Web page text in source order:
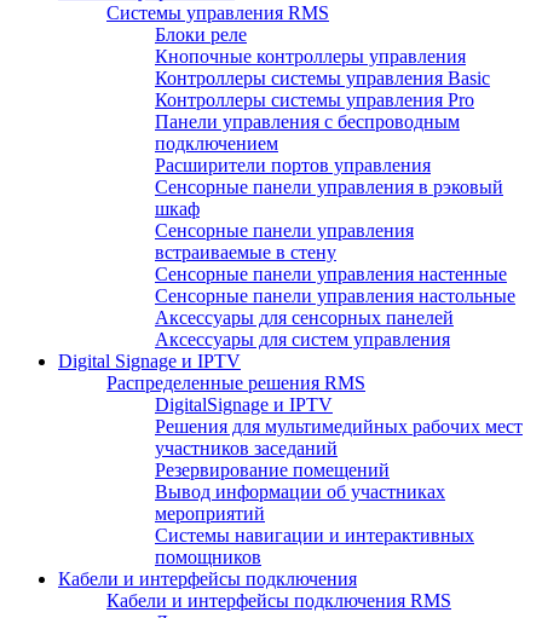
Системы управления RMS
Блоки реле
Кнопочные контроллеры управления
Контроллеры системы управления Basic
Контроллеры системы управления Pro
Панели управления с беспроводным
подключением
Расширители портов управления
Сенсорные панели управления в рэковый
шкаф
Сенсорные панели управления
встраиваемые в стену
Сенсорные панели управления настенные
Сенсорные панели управления настольные
Аксессуары для сенсорных панелей
Аксессуары для систем управления
Digital Signage и IPTV
Распределенные решения RMS
DigitalSignage и IPTV
Решения для мультимедийных рабочих мест
участников заседаний
Резервирование помещений
Вывод информации об участниках
мероприятий
Системы навигации и интерактивных
помощников
Кабели и интерфейсы подключения
Кабели и интерфейсы подключения RMS